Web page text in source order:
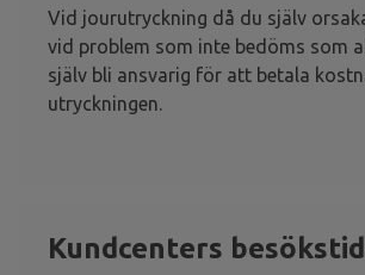
Vid jourutryckning då du själv
vid problem som inte bedöms som
själv bli ansvarig för att betala
utryckningen.
Kundcenters